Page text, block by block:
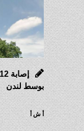
بوسط لندن
أ ش أ